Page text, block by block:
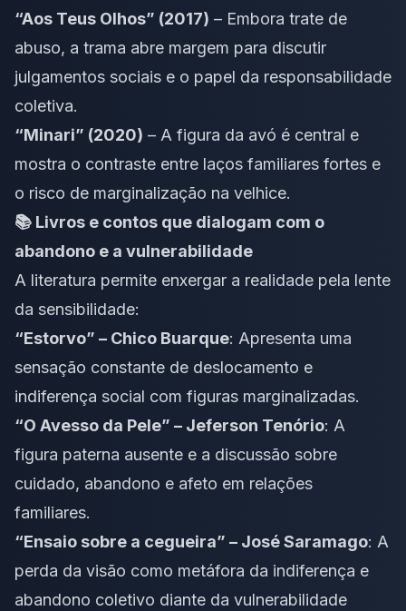
“Aos Teus Olhos” (2017) – Embora trate de
abuso, a trama abre margem para discutir
julgamentos sociais e o papel da responsabilidade
coletiva.
“Minari” (2020) – A figura da avó é central e
mostra o contraste entre laços familiares fortes e
o risco de marginalização na velhice.
📚 Livros e contos que dialogam com o
abandono e a vulnerabilidade
A literatura permite enxergar a realidade pela lente
da sensibilidade:
“Estorvo” – Chico Buarque: Apresenta uma
sensação constante de deslocamento e
indiferença social com figuras marginalizadas.
“O Avesso da Pele” – Jeferson Tenório: A
figura paterna ausente e a discussão sobre
cuidado, abandono e afeto em relações
familiares.
“Ensaio sobre a cegueira” – José Saramago: A
perda da visão como metáfora da indiferença e
abandono coletivo diante da vulnerabilidade